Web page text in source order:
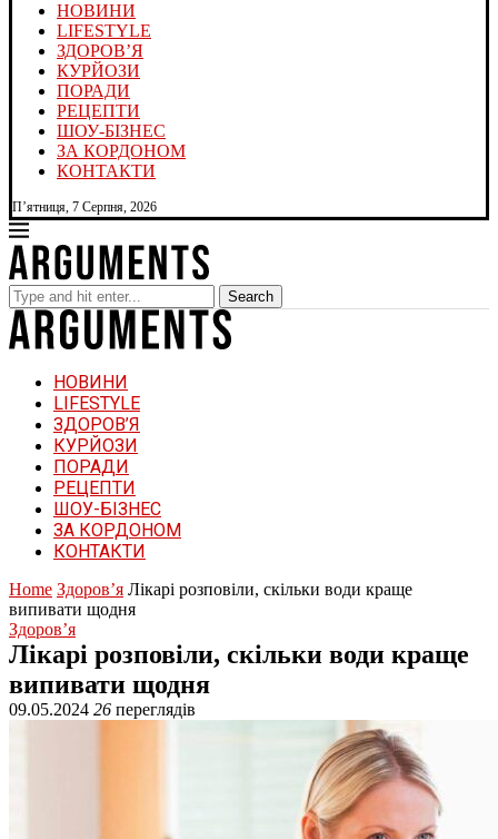
НОВИНИ
LIFESTYLE
ЗДОРОВ’Я
КУРЙОЗИ
ПОРАДИ
РЕЦЕПТИ
ШОУ-БІЗНЕС
ЗА КОРДОНОМ
КОНТАКТИ
П’ятниця, 7 Серпня, 2026
Search
НОВИНИ
LIFESTYLE
ЗДОРОВ’Я
КУРЙОЗИ
ПОРАДИ
РЕЦЕПТИ
ШОУ-БІЗНЕС
ЗА КОРДОНОМ
КОНТАКТИ
Home Здоров’я Лікарі розповіли, скільки води краще
випивати щодня
Здоров’я
Лікарі розповіли, скільки води краще
випивати щодня
09.05.2024 26 переглядів